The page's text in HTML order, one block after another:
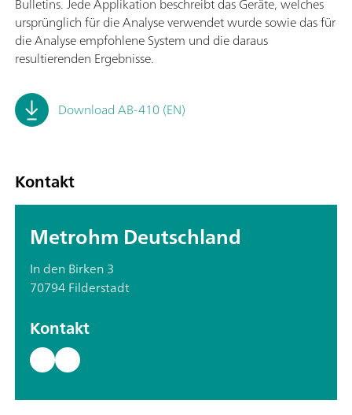
ursprünglich für die Analyse verwendet wurde sowie das für
die Analyse empfohlene System und die daraus
resultierenden Ergebnisse.
Download AB-410 (EN)
Kontakt
Metrohm Deutschland
In den Birken 3
70794 Filderstadt
Kontakt